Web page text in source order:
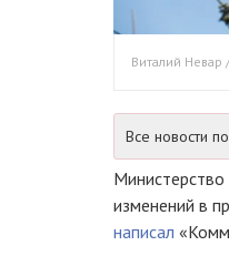
Виталий Невар
Все новости
изменений в
написал